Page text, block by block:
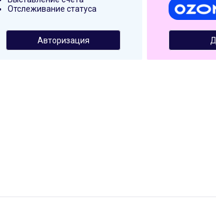
Отслеживание статуса
Авторизация